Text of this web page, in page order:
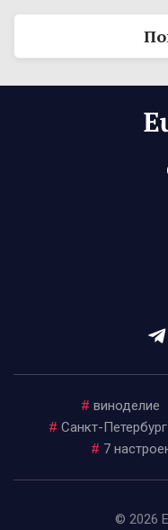
# виноделие
# Санкт-Петербург
# 7
© 2026